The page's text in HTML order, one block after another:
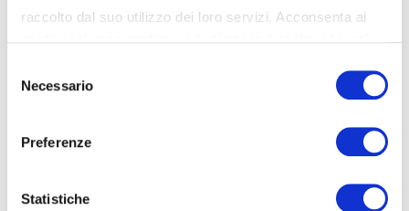
raccolto dal suo utilizzo dei loro servizi. Acconsenta ai
delNecessario
Preferenze
Statistiche